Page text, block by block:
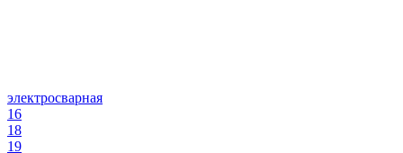
электросварная
16
18
19